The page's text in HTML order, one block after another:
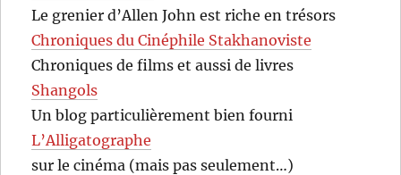
Le grenier d’Allen John est riche en trésors
Chroniques du Cinéphile Stakhanoviste
Chroniques de films et aussi de livres
Shangols
Un blog particulièrement bien fourni
L’Alligatographe
sur le cinéma (mais pas seulement…)